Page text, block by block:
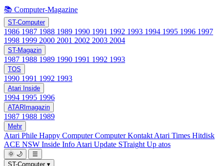
📚 Computer-Magazine
ST-Computer
1986 1987 1988 1989 1990 1991 1992 1993 1994 1995 1996 1997
1998 1999 2000 2001 2002 2003 2004
ST-Magazin
1987 1988 1989 1990 1991 1992 1993
TOS
1990 1991 1992 1993
Atari Inside
1994 1995 1996
ATARImagazin
1987 1988 1989
Mehr
Atari Phile Happy ComputerComputer Kontakt Atari Times Hitdisk
ACE NSW Inside Info Atari Update STraight Up atos
🌞 🌙
☰
ST-Computer ▾